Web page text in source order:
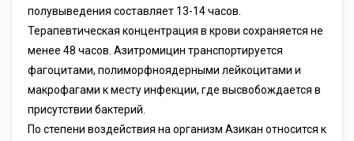
полувыведения составляет 13-14 часов.
Терапевтическая концентрация в крови сохраняется не
менее 48 часов. Азитромицин транспортируется
фагоцитами, полиморфноядерными лейкоцитами и
макрофагами к месту инфекции, где высвобождается в
присутствии бактерий.
По степени воздействия на организм Азикан относится к